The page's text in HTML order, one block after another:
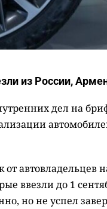
из России,
дел на
автовладельцев
ввезли до 1
но не успел